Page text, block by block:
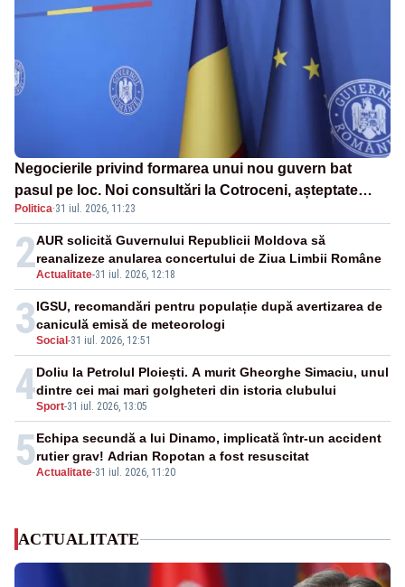
Negocierile privind formarea unui nou guvern bat
pasul pe loc. Noi consultări la Cotroceni, așteptate
după mijlocul lunii august -SURSE
Politica·31 iul. 2026, 11:23
2Actualitate-31 iul. 2026, 12:18
AUR solicită Guvernului Republicii Moldova să
reanalizeze anularea concertului de Ziua Limbii Române
3Social -31 iul. 2026, 12:51
IGSU, recomandări pentru populație după avertizarea de
caniculă emisă de meteorologi
4Sport-31 iul. 2026, 13:05
Doliu la Petrolul Ploiești. A murit Gheorghe Simaciu, unul
dintre cei mai mari golgheteri din istoria clubului
5Actualitate-31 iul. 2026, 11:20
Echipa secundă a lui Dinamo, implicată într-un accident
rutier grav! Adrian Ropotan a fost resuscitat
ACTUALITATE